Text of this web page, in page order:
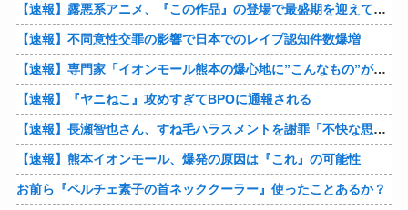
【速報】露悪系アニメ、『この作品』の登場で最盛期を迎えてしまう…
【速報】不同意性交罪の影響で日本でのレイプ認知件数爆増
【速報】専門家「イオンモール熊本の爆心地に”こんなもの”があったんだけど…」
【速報】『ヤニねこ』攻めすぎてBPOに通報される
【速報】長瀬智也さん、すね毛ハラスメントを謝罪「不快な思いをさせて申し訳ありませんでした」
【速報】熊本イオンモール、爆発の原因は『これ』の可能性
お前ら『ペルチェ素子の首ネッククーラー』使ったことあるか？